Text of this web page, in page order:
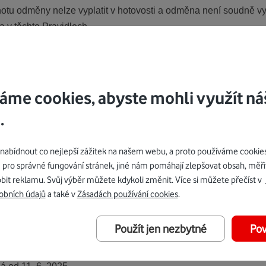
odměny nelze vyplatit v hotovosti a odměna není soudně
v těchto Pravidlech.
za jakoukoliv technickou chybu při realizaci
jejího ukončení. Společnost Vodafone je oprávněna ze
platnými právními předpisy.
kdykoliv jednostranně měnit a doplňovat tato Pravidla.
Ke dni účinnosti nového znění Pravidel pozbývá účinnosti
Ostatní vztahy výslovně neupravené těmito Pravidly se
výherce mohou být zpracovávány výše uvedené osobní
za uvedenými účely pouze po dobu trvání Soutěže a do
osobních údajů lze nalézt na webu
https://
cookies, abyste mohli využít
co nejlepší zážitek na našem webu, a proto používáme
správné fungování stránek, jiné nám pomáhají zlepšovat obsah,
reklamu. Svůj výběr můžete kdykoli změnit. Více si můžete přečíst v
údajůa také vZásadách používání cookies.
Použít jen nezbytné